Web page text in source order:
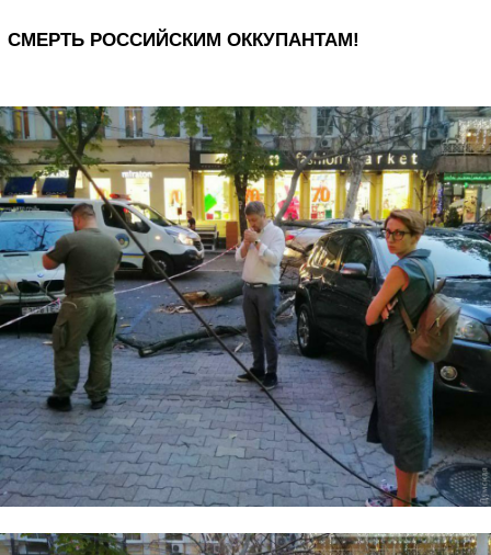
СМЕРТЬ РОССИЙСКИМ ОККУПАНТАМ!